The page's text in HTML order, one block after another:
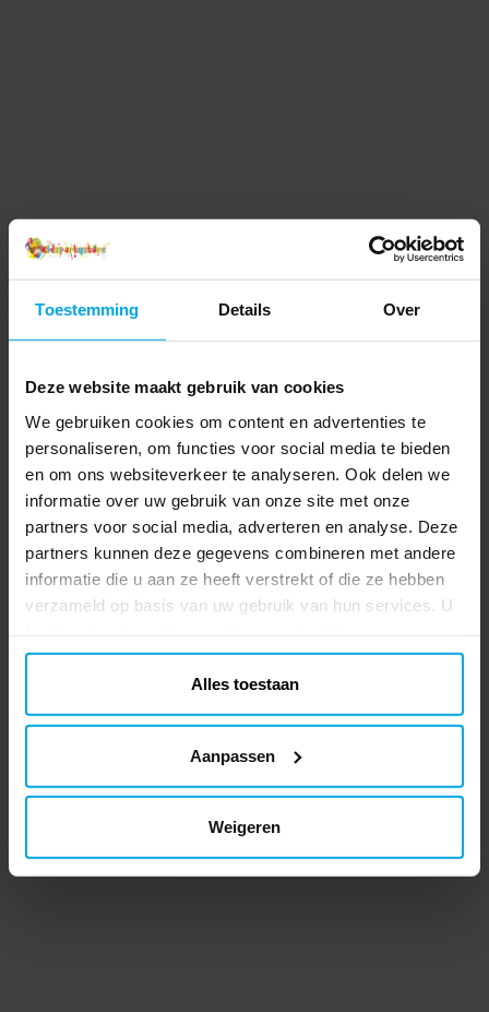
Toestemming Details Over
Deze website maakt gebruik van cookies
We gebruiken cookies om content en advertenties te
personaliseren, om functies voor social media te bieden
en om ons websiteverkeer te analyseren. Ook delen we
informatie over uw gebruik van onze site met onze
partners voor social media, adverteren en analyse. Deze
partners kunnen deze gegevens combineren met andere
informatie die u aan ze heeft verstrekt of die ze hebben
verzameld op basis van uw gebruik van hun services. U
Alles toestaan
Aanpassen
Weigeren